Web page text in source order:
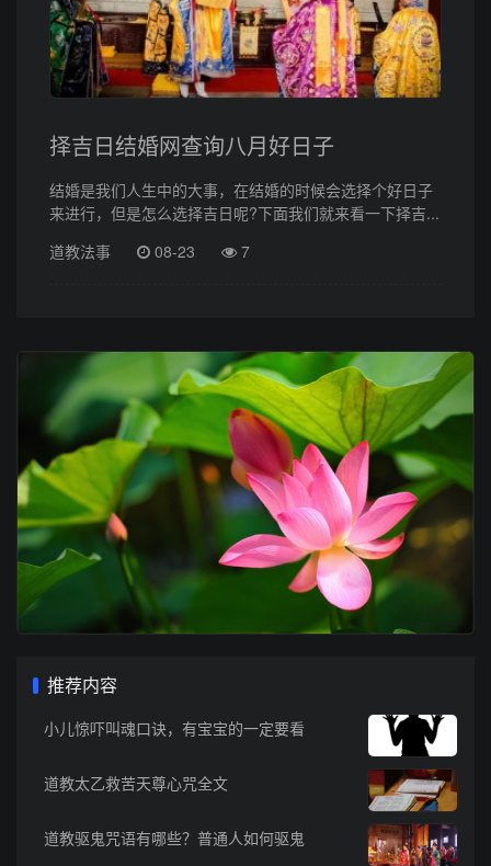
择吉日结婚网查询八月好日子
结婚是我们人生中的大事，在结婚的时候会选择个好日子
来进行，但是怎么选择吉日呢?下面我们就来看一下择吉...
道教法事
08-23 7
推荐内容
小儿惊吓叫魂口诀，有宝宝的一定要看
道教太乙救苦天尊心咒全文
道教驱鬼咒语有哪些？普通人如何驱鬼